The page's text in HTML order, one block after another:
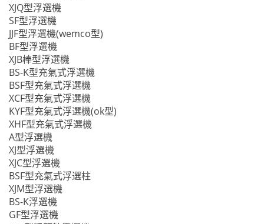
XJQ型浮選機
SF型浮選機
JJF型浮選機(wemco型)
BF型浮選機
XJB棒型浮選機
BS-K型充氣式浮選機
BSF型充氣式浮選機
XCF型充氣式浮選機
KYF型充氣式浮選機(ok型)
XHF型充氣式浮選機
A型浮選機
XJ型浮選機
XJC型浮選機
BSF型充氣式浮選柱
XJM型浮選機
BS-K浮選機
GF型浮選機